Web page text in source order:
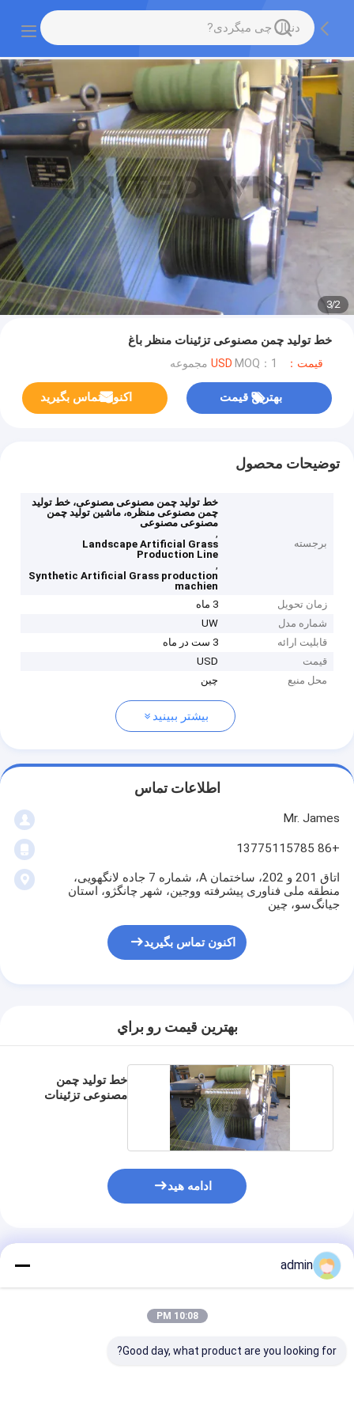
2
/
3
خط تولید چمن مصنوعی تزئینات منظر باغ
قیمت：USD MOQ：1 مجموعه
بهترین قیمت اکنون تماس بگیرید
توضیحات محصول
برجسته
خط تولید چمن مصنوعی مصنوعی، خط تولید
چمن مصنوعی منظره، ماشین تولید چمن
مصنوعی مصنوعی
,
Landscape Artificial Grass
Production Line
,
Synthetic Artificial Grass production
machien
زمان تحویل
3 ماه
شماره مدل
UW
قابلیت ارائه
3 ست در ماه
قیمت
USD
محل منبع
چین
بیشتر ببینید
اطلاعات تماس
Mr. James
+86 13775115785
اتاق 201 و 202، ساختمان A، شماره 7 جاده لانگهویی،
منطقه ملی فناوری پیشرفته ووجین، شهر چانگژو، استان
جیانگ‌سو، چین
اکنون تماس بگیرید
بهترين قيمت رو براي
خط تولید چمن
مصنوعی تزئینات
ادامه هید
محصولات توصیه شده
admin
10:08 PM
Good day, what product are you looking for?